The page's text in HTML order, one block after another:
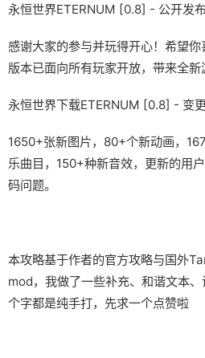
永恒世界ETERNUM [0.8] - 公开发
感谢大家的参与并玩得开心！希望
版本已面向所有玩家开放，带来全新
永恒世界下载ETERNUM [0.8] - 变
1650+张新图片，80+个新动画，
乐曲目，150+种新音效，更新的用
码问题。
本攻略基于作者的官方攻略与国外
mod，我做了一些补充、和谐文本
个字都是纯手打，先求一个点赞啦